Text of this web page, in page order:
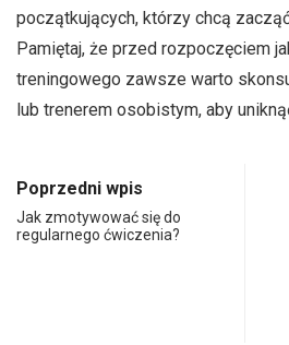
początkujących, którzy chcą
Pamiętaj, że przed rozpoczęciem
treningowego zawsze warto
lub trenerem osobistym, aby
Poprzedni wpis
Jak zmotywować się do
regularnego ćwiczenia?